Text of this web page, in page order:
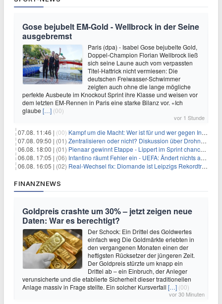
Gose bejubelt EM-Gold - Wellbrock in der Seine
ausgebremst
Paris (dpa) - Isabel Gose bejubelte Gold,
Doppel-Champion Florian Wellbrock ließ
sich seine Laune auch vom verpassten
Titel-Hattrick nicht vermiesen: Die
deutschen Freiwasser-Schwimmer
zeigten auch ohne die lange mögliche
perfekte Ausbeute im Knockout Sprint ihre Klasse und weisen vor
dem letzten EM-Rennen in Paris eine starke Bilanz vor. «Ich
glaube […] (00)
vor 1 Stunde
07.08. 11:46 | (00) Kampf um die Macht: Wer ist für und wer gegen Infantino?
07.08. 09:50 | (01) Zentralisieren oder nicht? Diskussion über Drohnenabwehr
06.08. 18:00 | (01) Pienaar gewinnt Etappe - Lippert im Sprint chancenlos
06.08. 17:05 | (06) Infantino räumt Fehler ein - UEFA: Ändert nichts an Boykott
06.08. 16:05 | (02) Real-Wechsel fix: Diomande ist Leipzigs Rekordtransfer
FINANZNEWS
Goldpreis crashte um 30% – jetzt zeigen neue
Daten: War es berechtigt?
Der Schock: Ein Drittel des Goldwertes
einfach weg Die Goldmärkte erlebten in
den vergangenen Monaten einen der
heftigsten Rücksetzer der jüngeren Zeit.
Der Goldpreis stürzte um knapp ein
Drittel ab – ein Einbruch, der Anleger
verunsicherte und die etablierte Sicherheit dieser traditionellen
Anlage massiv in Frage stellte. Ein solcher Kursverfall […] (00)
vor 30 Minuten